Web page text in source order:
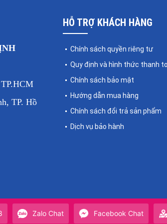
150 %
LED đỏ, 6 số
Có 05 phím chức năng như: *, FUNC,
(400 x 500 x 118) mm
TP. Hồ
HỖ TRỢ KHÁCH HÀNG
Chính sách quyền riêng tư
Quy định và hình thức thanh
Chính sách bảo mật
Hướng dẫn mua hàng
Chính sách đổi trả sản phẩm
Dịch vụ bảo hành
Zalo Chat Facebook Chat